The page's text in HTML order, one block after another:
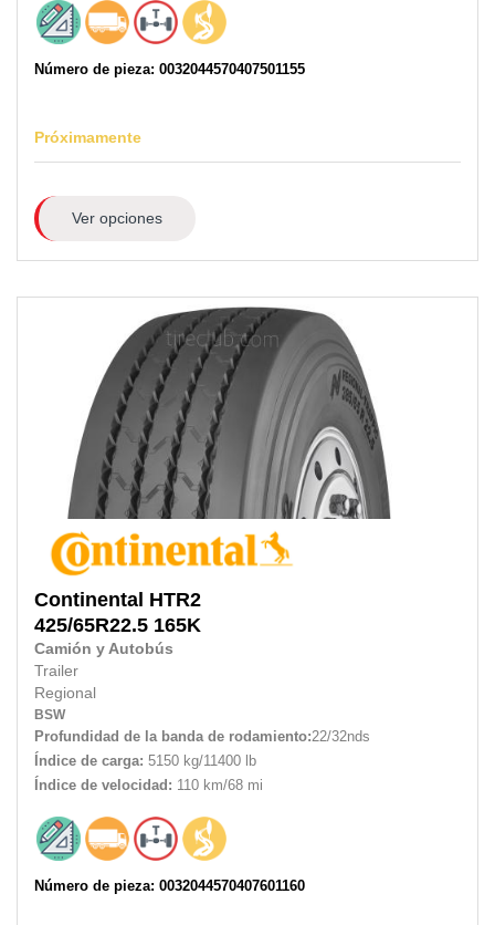
Número de pieza: 0032044570407501155
Próximamente
Ver opciones
Continental HTR2
425/65R22.5 165K
Camión y Autobús
Trailer
Regional
BSW
Profundidad de la banda de rodamiento:22/32nds
Índice de carga: 5150 kg/11400 lb
Índice de velocidad: 110 km/68 mi
Número de pieza: 0032044570407601160